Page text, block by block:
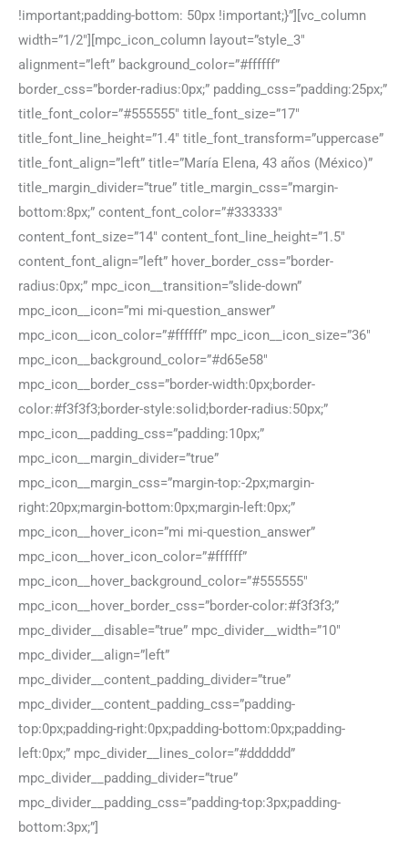
!important;padding-bottom: 50px !important;}”][vc_column
width=”1/2″][mpc_icon_column layout=”style_3″
alignment=”left” background_color=”#ffffff”
border_css=”border-radius:0px;” padding_css=”padding:25px;”
title_font_color=”#555555″ title_font_size=”17″
title_font_line_height=”1.4″ title_font_transform=”uppercase”
title_font_align=”left” title=”María Elena, 43 años (México)”
title_margin_divider=”true” title_margin_css=”margin-
bottom:8px;” content_font_color=”#333333″
content_font_size=”14″ content_font_line_height=”1.5″
content_font_align=”left” hover_border_css=”border-
radius:0px;” mpc_icon__transition=”slide-down”
mpc_icon__icon=”mi mi-question_answer”
mpc_icon__icon_color=”#ffffff” mpc_icon__icon_size=”36″
mpc_icon__background_color=”#d65e58″
mpc_icon__border_css=”border-width:0px;border-
color:#f3f3f3;border-style:solid;border-radius:50px;”
mpc_icon__padding_css=”padding:10px;”
mpc_icon__margin_divider=”true”
mpc_icon__margin_css=”margin-top:-2px;margin-
right:20px;margin-bottom:0px;margin-left:0px;”
mpc_icon__hover_icon=”mi mi-question_answer”
mpc_icon__hover_icon_color=”#ffffff”
mpc_icon__hover_background_color=”#555555″
mpc_icon__hover_border_css=”border-color:#f3f3f3;”
mpc_divider__disable=”true” mpc_divider__width=”10″
mpc_divider__align=”left”
mpc_divider__content_padding_divider=”true”
mpc_divider__content_padding_css=”padding-
top:0px;padding-right:0px;padding-bottom:0px;padding-
left:0px;” mpc_divider__lines_color=”#dddddd”
mpc_divider__padding_divider=”true”
mpc_divider__padding_css=”padding-top:3px;padding-
bottom:3px;”]